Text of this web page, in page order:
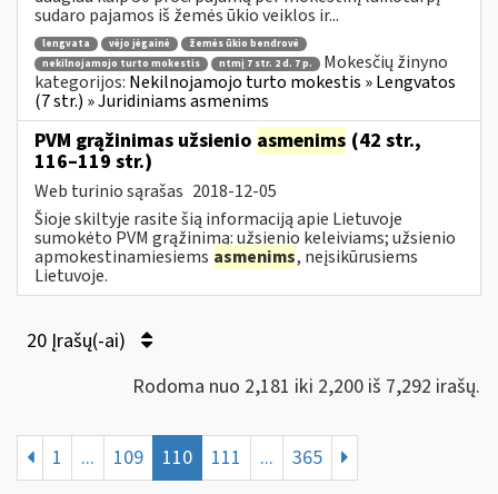
sudaro pajamos iš žemės ūkio veiklos ir...
lengvata vėjo jėgainė
žemės ūkio bendrovė
nekilnojamojo turto mokestis
ntmį 7 str. 2 d. 7 p.
Mokesčių žinyno
kategorijos: Nekilnojamojo turto mokestis » Lengvatos
(7 str.) » Juridiniams asmenims
PVM grąžinimas užsienio asmenims (42 str.,
116–119 str.)
Web turinio sąrašas 2018-12-05
Šioje skiltyje rasite šią informaciją apie Lietuvoje
sumokėto PVM grąžinimą: užsienio keleiviams; užsienio
apmokestinamiesiems asmenims, neįsikūrusiems
Lietuvoje.
20 Įrašų(-ai)
Rodoma nuo 2,181 iki 2,200 iš 7,292 irašų.
1 ... 109 110 111 ... 365